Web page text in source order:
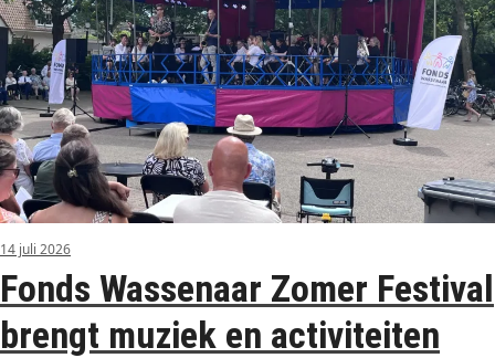
14 juli 2026
Fonds Wassenaar Zomer Festival
brengt muziek en activiteiten